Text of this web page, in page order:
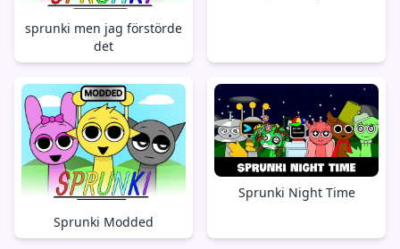
sprunki men jag förstörde
det
Sprunki Modded
Sprunki Night Time